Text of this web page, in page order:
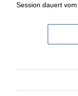
Session dauert